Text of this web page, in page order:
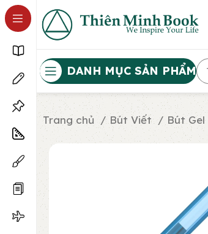
DANH MỤC SẢN PHẨM
Trang chủ Bút Viết Bút Gel